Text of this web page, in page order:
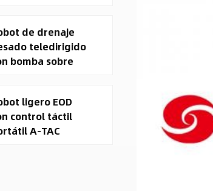
de drenaje
teledirigido
bomba sobre
(UGV).
ligero EOD
control táctil
A-TAC